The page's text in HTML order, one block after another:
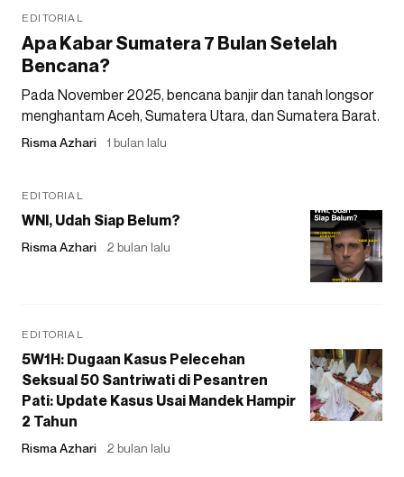
EDITORIAL
Apa Kabar Sumatera 7 Bulan Setelah
Bencana?
Pada November 2025, bencana banjir dan tanah longsor
menghantam Aceh, Sumatera Utara, dan Sumatera Barat.
Risma Azhari 1 bulan lalu
EDITORIAL
WNI, Udah Siap Belum?
Risma Azhari 2 bulan lalu
EDITORIAL
5W1H: Dugaan Kasus Pelecehan
Seksual 50 Santriwati di Pesantren
Pati: Update Kasus Usai Mandek Hampir
2 Tahun
Risma Azhari 2 bulan lalu